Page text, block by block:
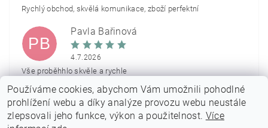
Rychlý obchod, skvělá komunikace, zboží perfektní
PB
Pavla Bařinová
4.7.2026
Vše proběhhlo skvěle a rychle
Zobrazit další hodnocení
Používáme cookies, abychom Vám umožnili pohodlné
prohlížení webu a díky analýze provozu webu neustále
zlepsovali jeho funkce, výkon a použitelnost. Více